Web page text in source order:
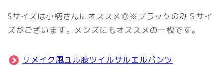
Sサイズは小柄さんにオススメ◎※ブラックのみＳサイ
ズがございます。メンズにもオススメの一枚です。
リメイク風ユル股ツイルサルエルパンツ